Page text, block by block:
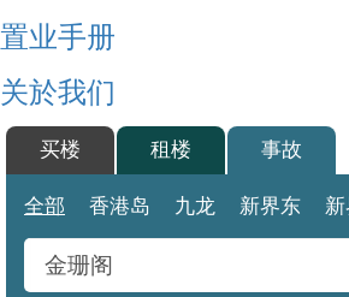
置业手册
关於我们
买楼 租楼 事故
全部 香港岛 九龙 新界东